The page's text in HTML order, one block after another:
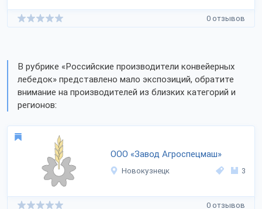
0 отзывов
В рубрике «Российские производители конвейерных
лебедок» представлено мало экспозиций, обратите
внимание на производителей из близких категорий и
регионов:
ООО «Завод Агроспецмаш»
Новокузнецк 3
0 отзывов